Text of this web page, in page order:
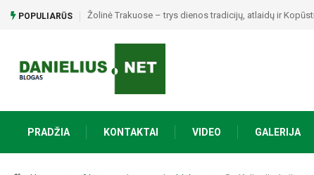
POPULIARŪS Raseiniškis Dainius Maslauskas: „Kai atrandi save, tada
PRADŽIA KONTAKTAI VIDEO GALERIJA